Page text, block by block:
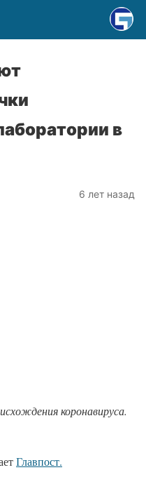
в
6 лет назад
коронавируса.
Главпост.